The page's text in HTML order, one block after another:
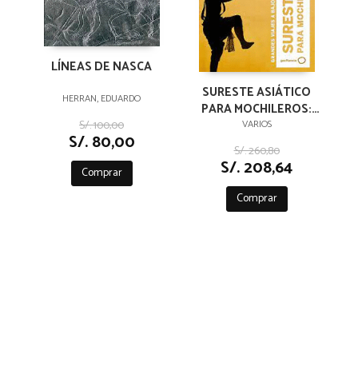
LÍNEAS DE NASCA
HERRAN, EDUARDO
S/. 100,00
S/. 80,00
Comprar
SURESTE ASIÁTICO
PARA MOCHILEROS:
GRANDES VIAJES A
BAJO PRECIO LONELY
PLANET
VARIOS
S/. 260,80
S/. 208,64
Comprar